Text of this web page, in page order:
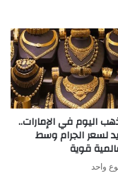
اليوم في الإمارات..
لسعر الجرام وسط
قوية
واحد